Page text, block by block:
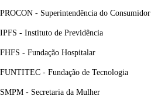
PROCON - Superintendência do Consumidor
IPFS - Instituto de Previdência
FHFS - Fundação Hospitalar
FUNTITEC - Fundação de Tecnologia
SMPM - Secretaria da Mulher